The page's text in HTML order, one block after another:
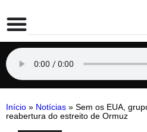
Início » Notícias » Sem os EUA,
reabertura do estreito de Ormuz